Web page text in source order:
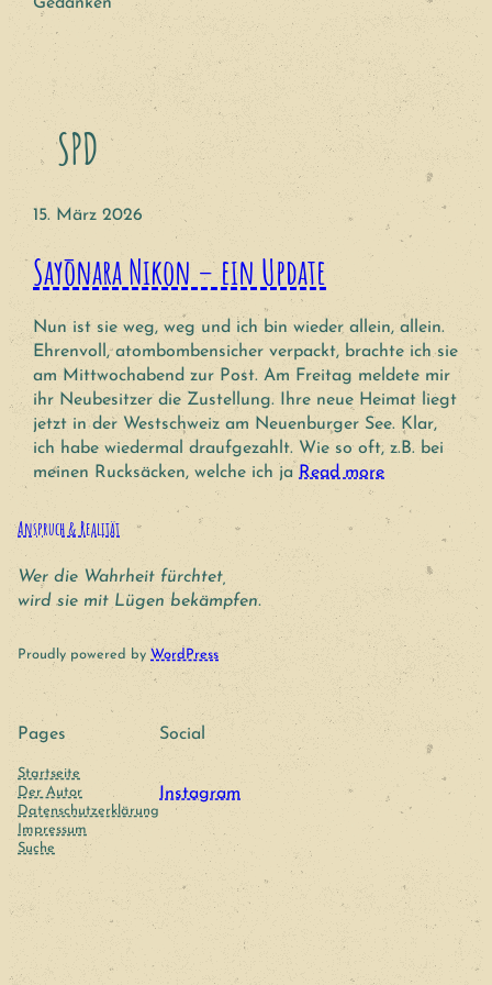
SPD
15. März 2026
Sayōnara Nikon – ein Update
Nun ist sie weg, weg und ich bin wieder allein, allein.
Ehrenvoll, atombombensicher verpackt, brachte ich sie
am Mittwochabend zur Post. Am Freitag meldete mir
ihr Neubesitzer die Zustellung. Ihre neue Heimat liegt
jetzt in der Westschweiz am Neuenburger See. Klar,
ich habe wiedermal draufgezahlt. Wie so oft, z.B. bei
meinen Rucksäcken, welche ich ja Read more
Anspruch & Realität
Wer die Wahrheit fürchtet,
wird sie mit Lügen bekämpfen.
Proudly powered by WordPress
Pages
Startseite
Der Autor
Datenschutzerklärung
Impressum
Suche
Social
Instagram